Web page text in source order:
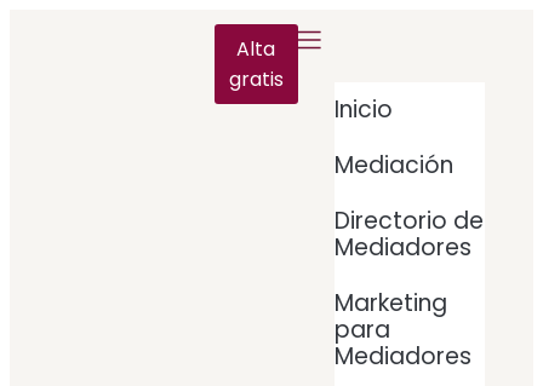
Alta
gratis
Inicio
Mediación
Directorio de
Mediadores
Marketing
para
Mediadores